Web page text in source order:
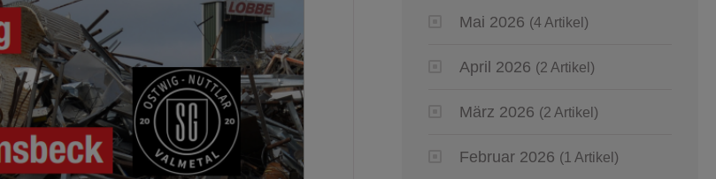
Mai 2026 (4 Artikel)
April 2026 (2 Artikel)
März 2026 (2 Artikel)
Februar 2026 (1 Artikel)